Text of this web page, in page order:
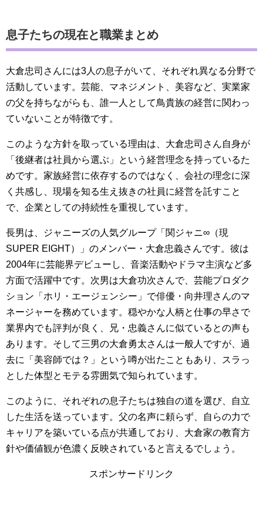
息子たちの現在と職業まとめ
大倉忠司さんには3人の息子がいて、それぞれ異なる分野で
活動しています。芸能、マネジメント、美容など、実業家
の父を持ちながらも、誰一人として鳥貴族の経営に関わっ
ていないことが特徴です。
このような方針を取っている理由は、大倉忠司さん自身が
「後継者は社員から選ぶ」という経営理念を持っているた
めです。家族経営に依存するのではなく、会社の理念に深
く共感し、現場を知る生え抜きの社員に経営を託すこと
で、企業としての持続性を重視しています。
長男は、ジャニーズの人気グループ「関ジャニ∞（現
SUPER EIGHT）」のメンバー・大倉忠義さんです。彼は
2004年に芸能界デビューし、音楽活動やドラマ主演など多
方面で活躍中です。次男は大倉功次さんで、芸能プロダク
ション「ホリ・エージェンシー」で俳優・向井理さんのマ
ネージャーを務めています。穏やかな人柄と仕事の早さで
業界内でも評判が良く、兄・忠義さんに似ているとの声も
あります。そして三男の大倉勇太さんは一般人ですが、過
去に「美容師では？」という噂が出たこともあり、スラっ
とした体型とモテる雰囲気で知られています。
このように、それぞれの息子たちは独自の道を選び、自立
した生活を送っています。父の名声に頼らず、自らの力で
キャリアを築いている点が共通しており、大倉家の教育方
針や価値観が色濃く反映されていると言えるでしょう。
スポンサードリンク